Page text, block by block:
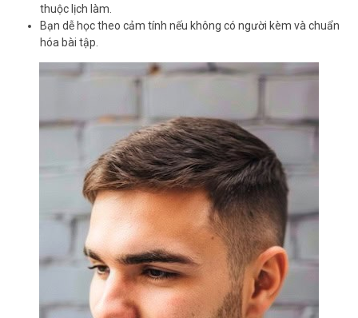
thuộc lịch làm.
Bạn dễ học theo cảm tính nếu không có người kèm và chuẩn
hóa bài tập.